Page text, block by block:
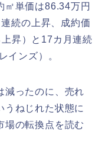
㎡単価は86.34万円
続の上昇、成約価
昇）と17カ月連続
インズ）。
減ったのに、売れ
うねじれた状態に
場の転換点を読む